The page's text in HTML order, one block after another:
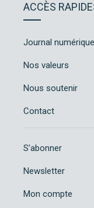
ACCÈS
Journal numérique
Nos valeurs
Nous soutenir
Contact
S’abonner
Newsletter
Mon compte